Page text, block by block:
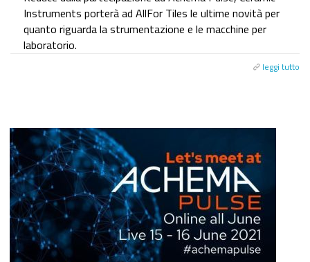
Instruments porterà ad AllFor Tiles le ultime novità per
quanto riguarda la strumentazione e le macchine per
laboratorio.
leggi tutto